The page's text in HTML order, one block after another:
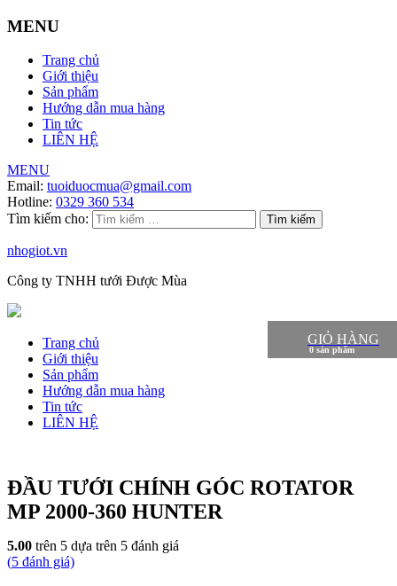
MENU
Trang chủ
Giới thiệu
Sản phẩm
Hướng dẫn mua hàng
Tin tức
LIÊN HỆ
MENU
Email: tuoiduocmua@gmail.com
Hotline: 0329 360 534
Tìm kiếm cho:
nhogiot.vn
Công ty TNHH tưới Được Mùa
GIỎ HÀNG
Trang chủ
Giới thiệu
Sản phẩm
Hướng dẫn mua hàng
Tin tức
LIÊN HỆ
ĐẦU TƯỚI CHÍNH GÓC ROTATOR
MP 2000-360 HUNTER
5.00 trên 5 dựa trên 5 đánh giá
(5 đánh giá)